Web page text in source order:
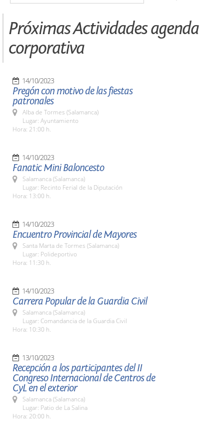
Próximas Actividades agenda
corporativa
14/10/2023
Pregón con motivo de las fiestas
patronales
Alba de Tormes (Salamanca)
Lugar: Ayuntamiento
Hora: 21:00 h.
14/10/2023
Fanatic Mini Baloncesto
Salamanca (Salamanca)
Lugar: Recinto Ferial de la Diputación
Hora: 13:00 h.
14/10/2023
Encuentro Provincial de Mayores
Santa Marta de Tormes (Salamanca)
Lugar: Polideportivo
Hora: 11:30 h.
14/10/2023
Carrera Popular de la Guardia Civil
Salamanca (Salamanca)
Lugar: Comandancia de la Guardia Civil
Hora: 10:30 h.
13/10/2023
Recepción a los participantes del II
Congreso Internacional de Centros de
CyL en el exterior
Salamanca (Salamanca)
Lugar: Patio de La Salina
Hora: 20:00 h.